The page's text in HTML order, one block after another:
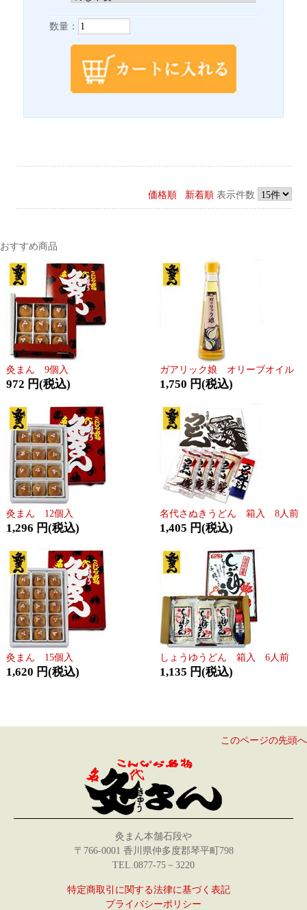
数量：
価格順 新着順表示件数
おすすめ商品
灸まん 9個入
972 円(税込)
ガアリック娘 オリーブオイル
1,750 円(税込)
灸まん 12個入
1,296 円(税込)
名代さぬきうどん 箱入 8人前
1,405 円(税込)
灸まん 15個入
1,620 円(税込)
しょうゆうどん 箱入 6人前
1,135 円(税込)
このページの先頭へ
灸まん本舗石段や
〒766-0001 香川県仲多度郡琴平町798
TEL.0877-75－3220
特定商取引に関する法律に基づく表記
プライバシーポリシー